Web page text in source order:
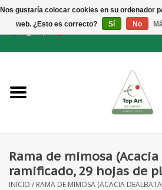
GBP/CHF /BGN/
NUEVO
Flores artificiales
Rama de mimosa
ramificado, 29 hojas de
INICIO / RAMA DE MIMOSA (ACACIA
Nos gustaría colocar cookies en su ordenador
web. ¿Esto es correcto?
Sí No